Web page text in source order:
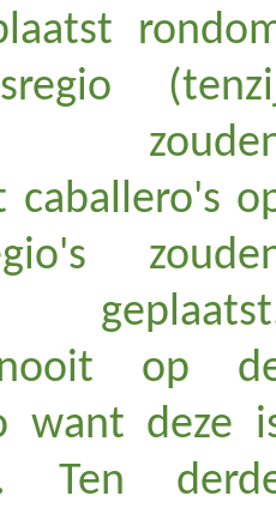
caballero's
nooit op
want deze
Ten